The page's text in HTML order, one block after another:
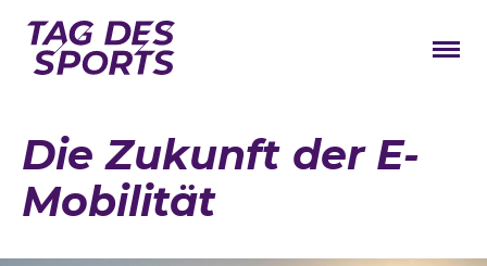
Stars
Die Zukunft der E-
Mobilität